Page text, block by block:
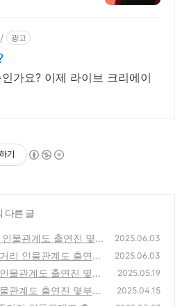
광고
가요? 이제 라이브 크리에이
기
다른 글
물관계도 출연진 몇부
2025.06.03
리 인물관계도 출연진
(0)
2025.06.03
물관계도 출연진 몇부
2025.05.19
관계도 출연진 몇부작
2025.04.15